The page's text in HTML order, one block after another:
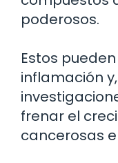
poderosos.
Estos
inflamación
frenar el
cancerosas